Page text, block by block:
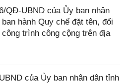
QĐ-UBND của Ủy ban nhân
hành Quy chế đặt tên, đổi
trình công cộng trên địa
của Ủy ban nhân dân tỉnh